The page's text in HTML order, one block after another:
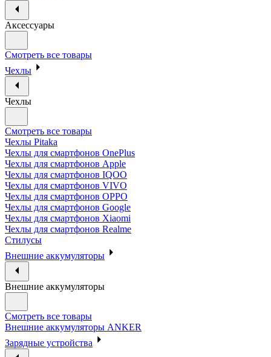
Аксессуары
Смотреть все товары
Чехлы
Чехлы
Смотреть все товары
Чехлы Pitaka
Чехлы для смартфонов OnePlus
Чехлы для смартфонов Apple
Чехлы для смартфонов IQOO
Чехлы для смартфонов VIVO
Чехлы для смартфонов OPPO
Чехлы для смартфонов Google
Чехлы для смартфонов Xiaomi
Чехлы для смартфонов Realme
Стилусы
Внешние аккумуляторы
Внешние аккумуляторы
Смотреть все товары
Внешние аккумуляторы ANKER
Зарядные устройства